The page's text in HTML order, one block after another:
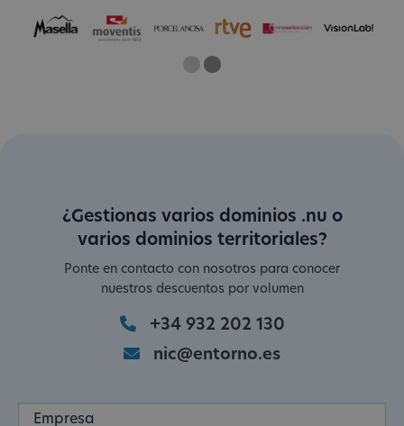
One
Current Slide
Two
¿Gestionas varios dominios .nu o
varios dominios territoriales?
Ponte en contacto con nosotros para conocer
nuestros descuentos por volumen
+34 932 202 130
nic@entorno.es